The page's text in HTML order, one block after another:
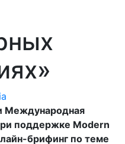
Международная
поддержке Modern
брифинг по теме